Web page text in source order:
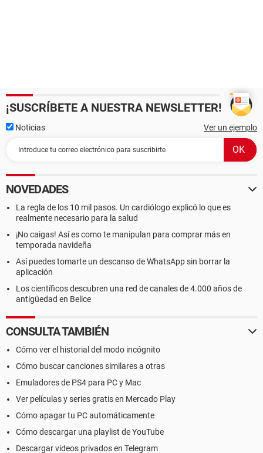
¡SUSCRÍBETE A NUESTRA NEWSLETTER!
Noticias Ver un ejemplo
NOVEDADES
La regla de los 10 mil pasos. Un cardiólogo explicó lo que es
realmente necesario para la salud
¡No caigas! Así es como te manipulan para comprar más en
temporada navideña
Así puedes tomarte un descanso de WhatsApp sin borrar la
aplicación
Los científicos descubren una red de canales de 4.000 años de
antigüedad en Belice
CONSULTA TAMBIÉN
Cómo ver el historial del modo incógnito
Cómo buscar canciones similares a otras
Emuladores de PS4 para PC y Mac
Ver películas y series gratis en Mercado Play
Cómo apagar tu PC automáticamente
Cómo descargar una playlist de YouTube
Descargar videos privados en Telegram